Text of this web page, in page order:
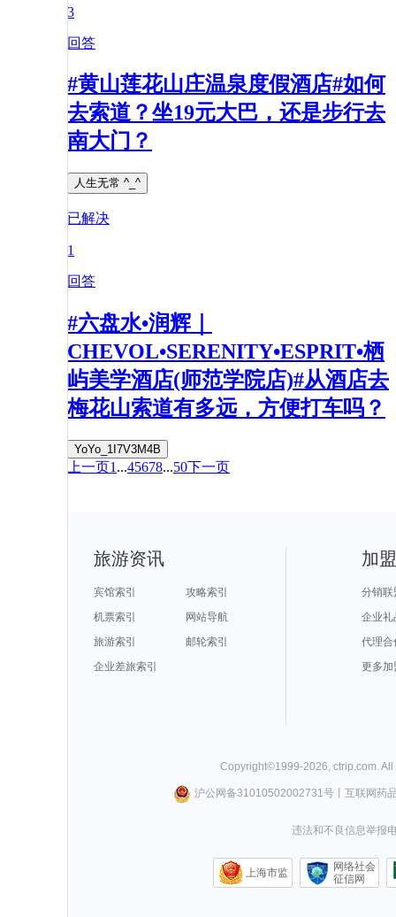
3
回答
#黄山莲花山庄温泉度假酒店#如何
去索道？坐19元大巴，还是步行去
南大门？
人生无常 ^_^
已解决
1
回答
#六盘水•润辉｜
CHEVOL•SERENITY•ESPRIT•栖
屿美学酒店(师范学院店)#从酒店去
梅花山索道有多远，方便打车吗？
YoYo_1I7V3M4B
上一页1 ...45678...50下一页
旅游资讯
宾馆索引
攻略索引
机票索引
网站导航
旅游索引
邮轮索引
企业差旅索引
加
分销联
企业礼
代理合
更多加
Copyright©1999-2026, ctrip.com.
沪公网备31010502002731号丨 互联网药
违法和不良信息举报
上海市监
网络社会
征信网